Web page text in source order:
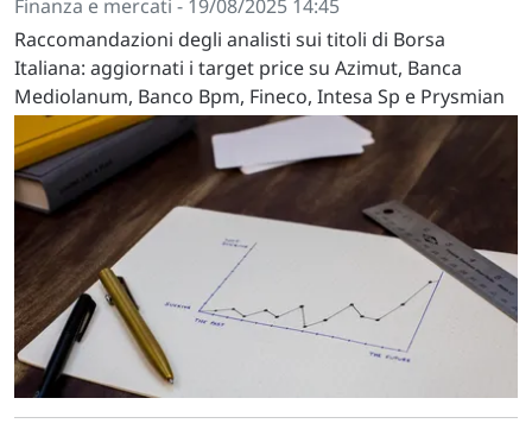
Finanza e mercati - 19/08/2025 14:45
Raccomandazioni degli analisti sui titoli di Borsa
Italiana: aggiornati i target price su Azimut, Banca
Mediolanum, Banco Bpm, Fineco, Intesa Sp e Prysmian